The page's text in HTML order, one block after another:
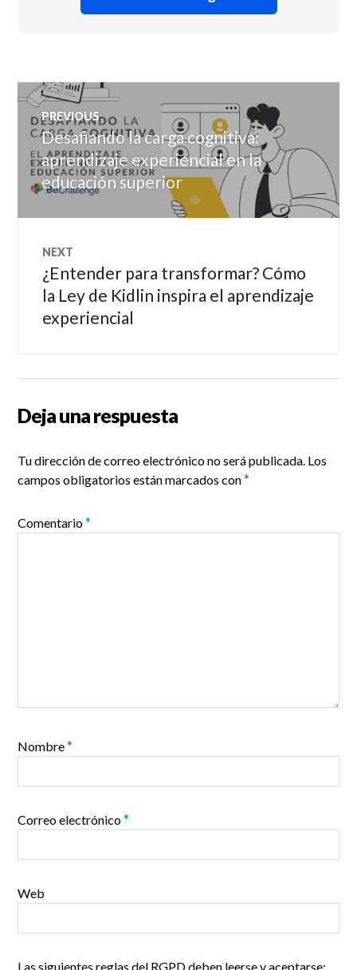
Navegación
de
entradas
PREVIOUS
Previous
post:
Desafiando la carga cognitiva:
aprendizaje experiencial en la
educación superior
NEXT
Next
post:
¿Entender para transformar? Cómo
la Ley de Kidlin inspira el aprendizaje
experiencial
Deja una respuesta
Tu dirección de correo electrónico no será publicada. Los
campos obligatorios están marcados con*
Comentario*
Nombre*
Correo electrónico*
Web
Las siguientes reglas del RGPD deben leerse y aceptarse: